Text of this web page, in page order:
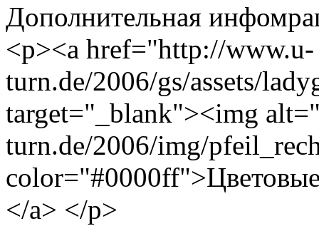
Дополнительная
<p><a href="http://www.u-
turn.de/2006/gs/assets/
target="_blank"><img
turn.de/2006/img/
</a> </p>